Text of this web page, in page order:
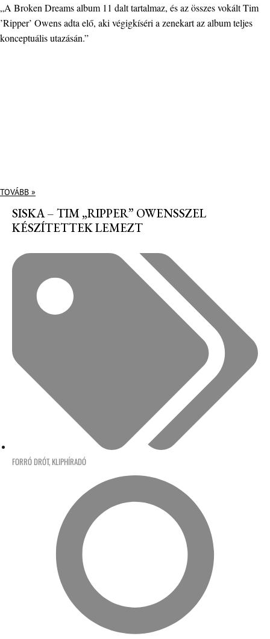
„A Broken Dreams album 11 dalt tartalmaz, és az összes vokált Tim
’Ripper’ Owens adta elő, aki végigkíséri a zenekart az album teljes
konceptuális utazásán.”
TOVÁBB »
SISKA – TIM „RIPPER” OWENSSZEL
KÉSZÍTETTEK LEMEZT
FORRÓ DRÓT, KLIPHÍRADÓ